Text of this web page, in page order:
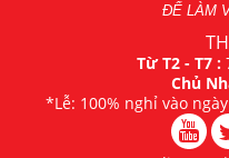
ĐỂ LÀM
Từ T2 - T7 :
Chủ
*Lễ: 100% nghỉ vào